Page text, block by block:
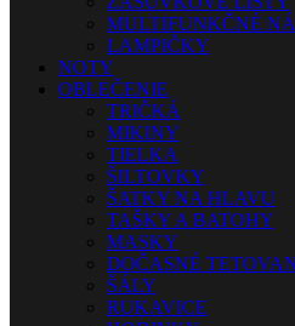
MULTIFUNKČNÉ
LAMPIČKY
NOTY
OBLEČENIE
TRIČKÁ
MIKINY
TIELKA
ŠILTOVKY
ŠATKY NA HLAVU
TAŠKY A BATOHY
MASKY
DOČASNÉ
ŠÁLY
RUKAVICE